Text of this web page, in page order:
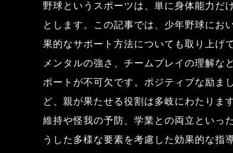
野球というスポーツは、単に身体能力だ
とします。この記事では、少年野球にお
果的なサポート方法についても取り上げ
メンタルの強さ、チームプレイの理解な
ポートが不可欠です。ポジティブな励ま
ど、親が果たせる役割は多岐にわたりま
維持や怪我の予防、学業との両立といっ
うした多様な要素を考慮した効果的な指